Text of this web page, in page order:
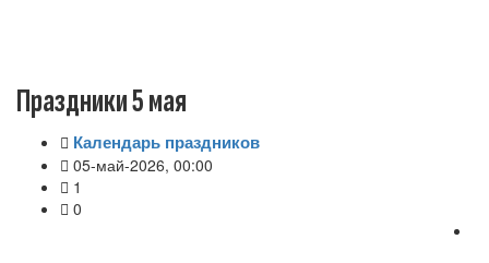
Праздники 5 мая
Календарь праздников
05-май-2026, 00:00
1
0